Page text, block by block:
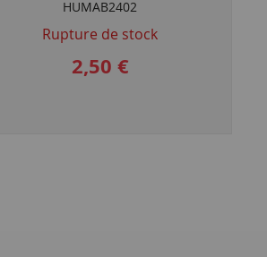
HUMAB2402
Rupture de stock
2,50 €